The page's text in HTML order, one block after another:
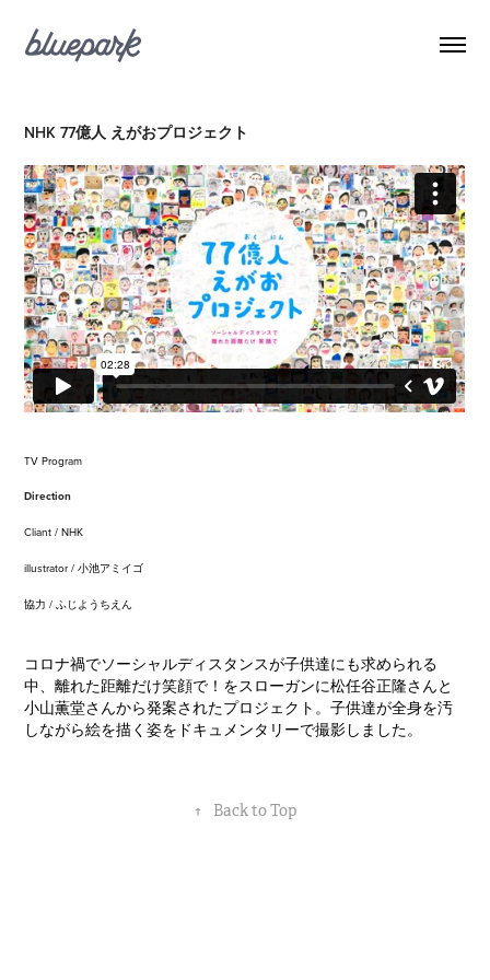
NHK 77億人 えがおプロジェクト
TV Program
Direction
Cliant / NHK
illustrator / 小池アミイゴ
協力 / ふじようちえん
コロナ禍でソーシャルディスタンスが子供達にも求められる
中、離れた距離だけ笑顔で！をスローガンに松任谷正隆さんと
小山薫堂さんから発案されたプロジェクト。子供達が全身を汚
しながら絵を描く姿をドキュメンタリーで撮影しました。
↑ Back to Top